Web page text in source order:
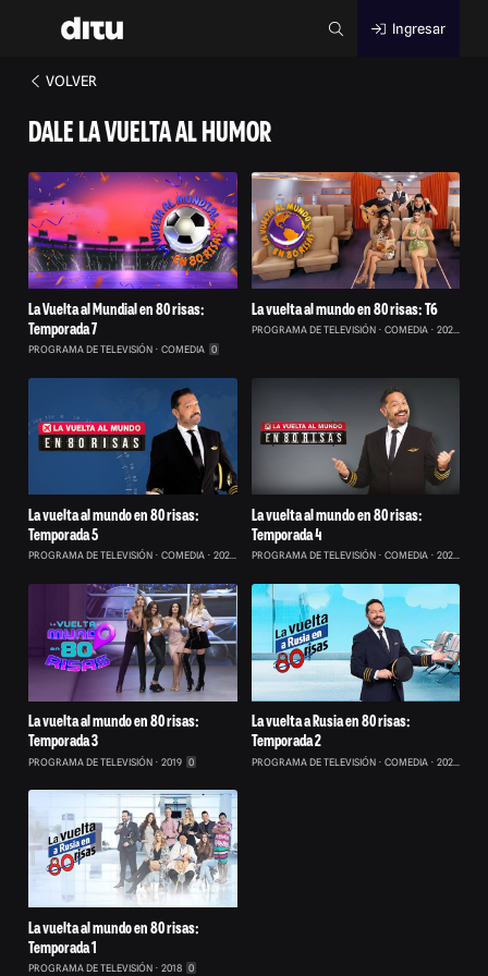
Ingresar
VOLVER
DALE LA VUELTA AL HUMOR
La Vuelta al Mundial en 80 risas:
Temporada 7
PROGRAMA DE TELEVISIÓN COMEDIA 0
La vuelta al mundo en 80 risas: T6
PROGRAMA DE TELEVISIÓN COMEDIA 2026
La vuelta al mundo en 80 risas:
Temporada 5
PROGRAMA DE TELEVISIÓN COMEDIA 2025
La vuelta al mundo en 80 risas:
Temporada 4
PROGRAMA DE TELEVISIÓN COMEDIA 2022
La vuelta al mundo en 80 risas:
Temporada 3
PROGRAMA DE TELEVISIÓN 2019 0
La vuelta a Rusia en 80 risas:
Temporada 2
PROGRAMA DE TELEVISIÓN COMEDIA 2023
La vuelta al mundo en 80 risas:
Temporada 1
PROGRAMA DE TELEVISIÓN 2018 0